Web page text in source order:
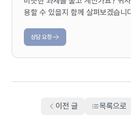
용할 수 있을지 함께 살펴보겠습니
상담 요청
이전 글 목록으로